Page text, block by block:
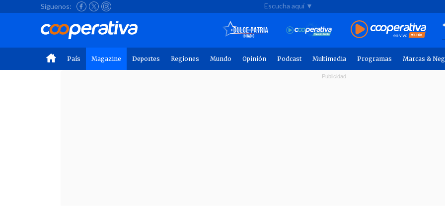
Síguenos: Escucha aquí ▼
País Magazine Deportes Regiones Mundo Opinión Podcast Multimedia Programas Marcas &